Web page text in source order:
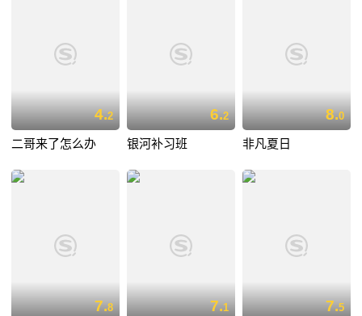
4.2
二哥来了怎么办
6.2
银河补习班
8.0
非凡夏日
7.8 7.1 7.5